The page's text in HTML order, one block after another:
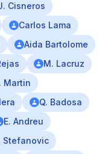
Cisneros
Carlos Lama
Aida Bartolome
M. Lacruz
Martin
Q. Badosa
E. Andreu
Stefanovic